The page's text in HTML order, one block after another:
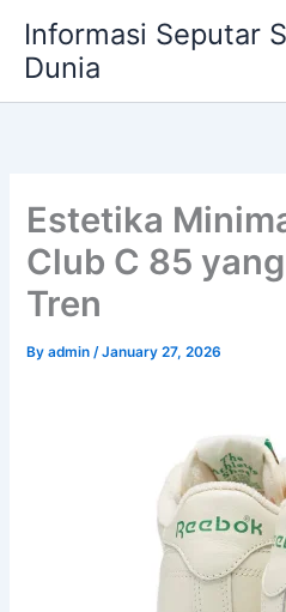
content
Informasi Seputar
Dunia
Estetika
Club C 85
Tren
Byadmin/January 27, 2026